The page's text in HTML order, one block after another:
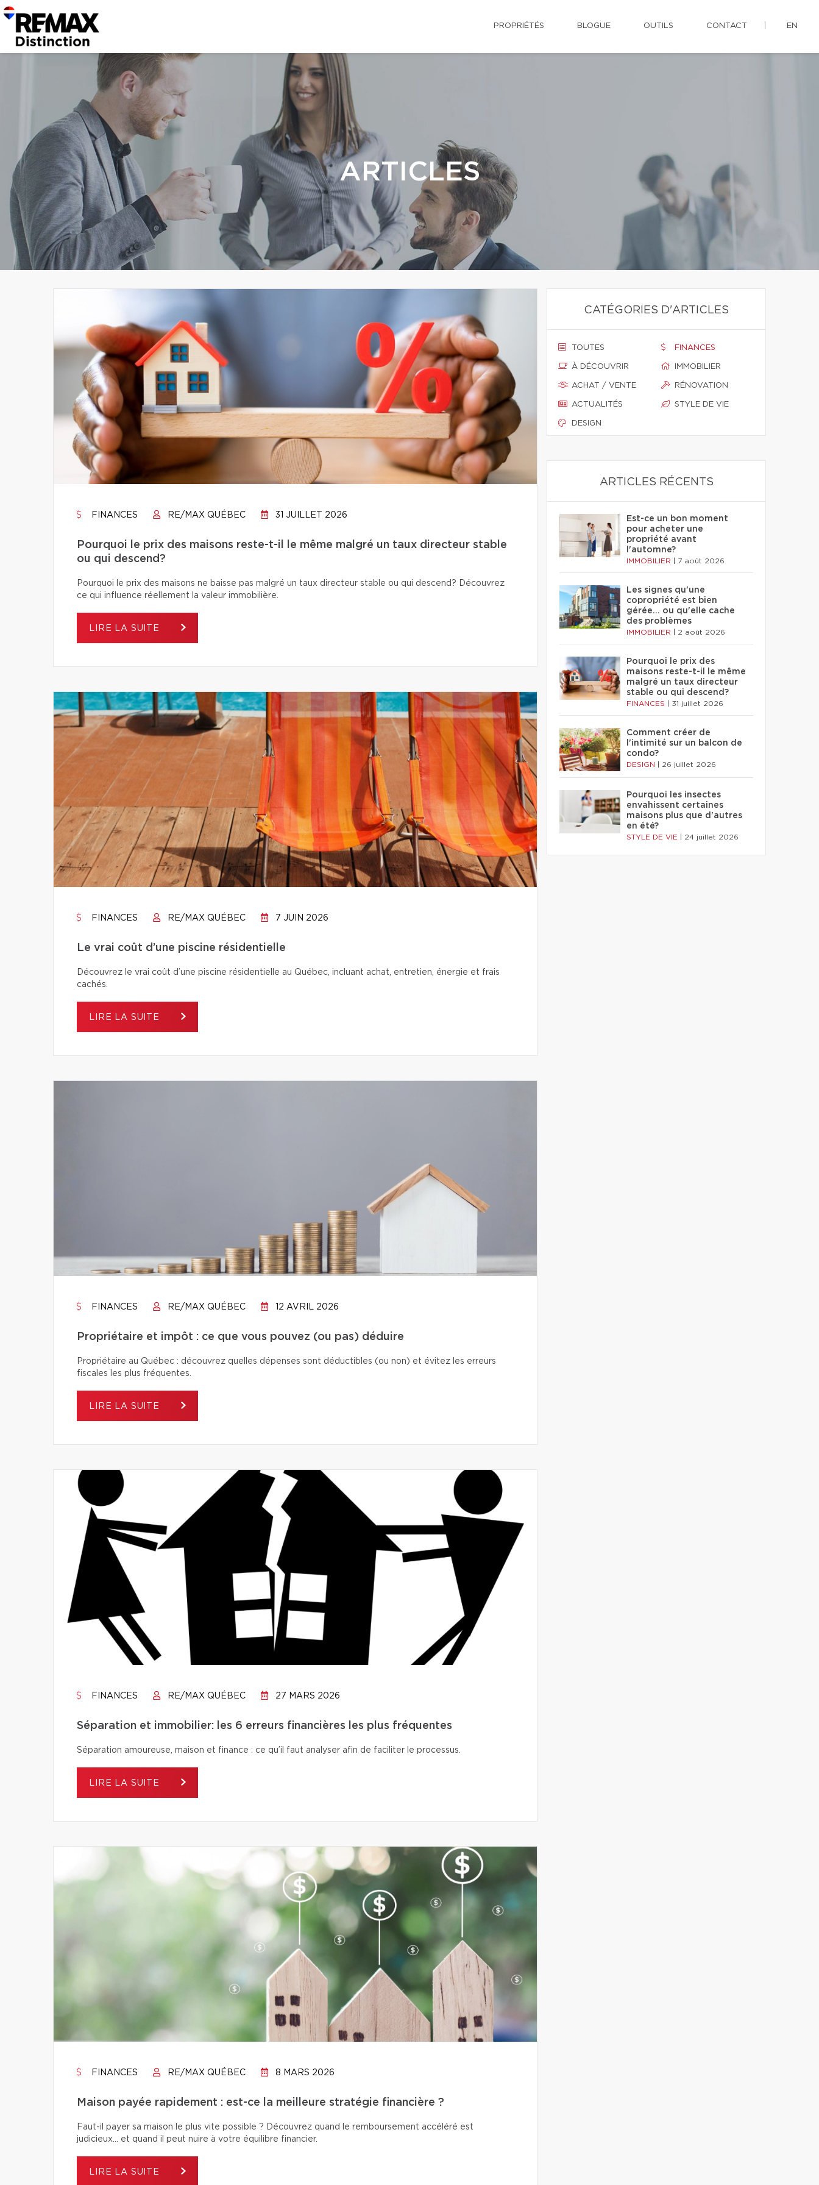
PROPRIÉTÉS BLOGUE OUTILS CONTACT EN
ARTICLES
FINANCES RE/MAX QUÉBEC 31 JUILLET 2026
Pourquoi le prix des maisons reste-t-il le même malgré un taux directeur stable
ou qui descend?
Pourquoi le prix des maisons ne baisse pas malgré un taux directeur stable ou qui descend? Découvrez
ce qui influence réellement la valeur immobilière.
LIRE LA SUITE
FINANCES RE/MAX QUÉBEC 7 JUIN 2026
Le vrai coût d’une piscine résidentielle
Découvrez le vrai coût d’une piscine résidentielle au Québec, incluant achat, entretien, énergie et frais
cachés.
LIRE LA SUITE
FINANCES RE/MAX QUÉBEC 12 AVRIL 2026
Propriétaire et impôt : ce que vous pouvez (ou pas) déduire
Propriétaire au Québec : découvrez quelles dépenses sont déductibles (ou non) et évitez les erreurs
fiscales les plus fréquentes.
LIRE LA SUITE
FINANCES RE/MAX QUÉBEC 27 MARS 2026
Séparation et immobilier: les 6 erreurs financières les plus fréquentes
Séparation amoureuse, maison et finance : ce qu’il faut analyser afin de faciliter le processus.
LIRE LA SUITE
FINANCES RE/MAX QUÉBEC 8 MARS 2026
Maison payée rapidement : est-ce la meilleure stratégie financière ?
Faut-il payer sa maison le plus vite possible ? Découvrez quand le remboursement accéléré est
judicieux… et quand il peut nuire à votre équilibre financier.
LIRE LA SUITE
CATÉGORIES D'ARTICLES
TOUTES
À DÉCOUVRIR
ACHAT / VENTE
ACTUALITÉS
DESIGN
FINANCES
IMMOBILIER
RÉNOVATION
STYLE DE VIE
ARTICLES RÉCENTS
Est-ce un bon moment
pour acheter une
propriété avant
l'automne?
IMMOBILIER 7 août 2026
Les signes qu'une
copropriété est bien
gérée… ou qu'elle cache
des problèmes
IMMOBILIER 2 août 2026
Pourquoi le prix des
maisons reste-t-il le même
malgré un taux directeur
stable ou qui descend?
FINANCES 31 juillet 2026
Comment créer de
l'intimité sur un balcon de
condo?
DESIGN 26 juillet 2026
Pourquoi les insectes
envahissent certaines
maisons plus que d'autres
en été?
STYLE DE VIE 24 juillet 2026